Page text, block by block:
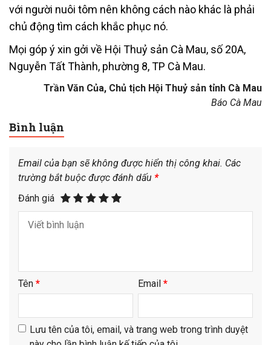
với người nuôi tôm nên không cách nào khác là phải
chủ động tìm cách khắc phục nó.
Mọi góp ý xin gởi về Hội Thuỷ sản Cà Mau, số 20A,
Nguyễn Tất Thành, phường 8, TP Cà Mau.
Trần Văn Của, Chủ tịch Hội Thuỷ sản tỉnh Cà Mau
Báo Cà Mau
Bình luận
Email của bạn sẽ không được hiển thị công khai. Các
trường bắt buộc được đánh dấu *
Đánh giá
Tên * Email *
Lưu tên của tôi, email, và trang web trong trình duyệt